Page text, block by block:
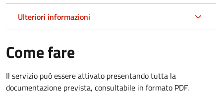
Ulteriori informazioni
Come fare
Il servizio può essere attivato presentando tutta la
documentazione prevista, consultabile in formato PDF.